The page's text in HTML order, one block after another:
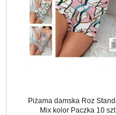
Piżama damska Roz
Mix kolor Paczka 10 szt